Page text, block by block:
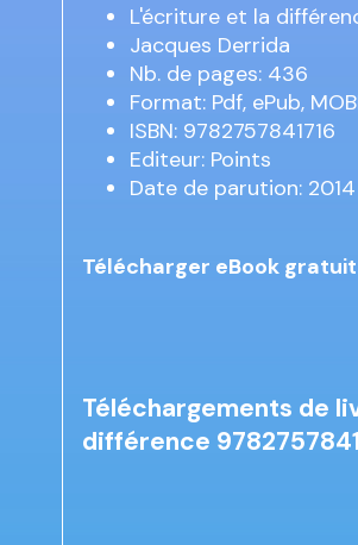
L'écriture et la
Jacques Derrida
Nb. de pages: 436
Format: Pdf, ePub,
ISBN: 9782757841716
Editeur: Points
Date de parution: 2014
Télécharger eBook
Téléchargements de
différence